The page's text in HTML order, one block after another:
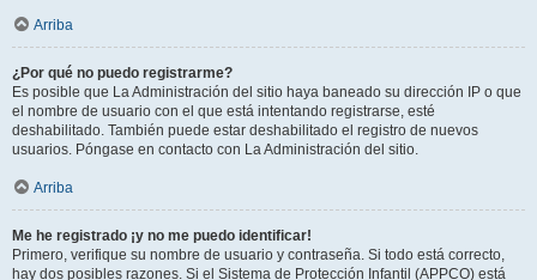
Arriba
¿Por qué no puedo registrarme?
Es posible que La Administración del sitio haya baneado su dirección IP o que
el nombre de usuario con el que está intentando registrarse, esté
deshabilitado. También puede estar deshabilitado el registro de nuevos
usuarios. Póngase en contacto con La Administración del sitio.
Arriba
Me he registrado ¡y no me puedo identificar!
Primero, verifique su nombre de usuario y contraseña. Si todo está correcto,
hay dos posibles razones. Si el Sistema de Protección Infantil (APPCO) está